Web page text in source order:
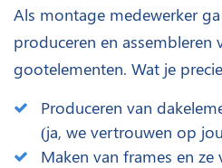
Als montage medewerker
produceren en assembleren
gootelementen. Wat je
Produceren van
(ja, we vertrouwen op
Maken van frames en